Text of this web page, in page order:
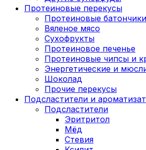
Протеиновые перекусы
Протеиновые батончики
Вяленое мясо
Сухофрукты
Протеиновое печенье
Протеиновые чипсы и
Энергетические и
Шоколад
Прочие перекусы
Подсластители и
Подсластители
Эритритол
Мёд
Стевия